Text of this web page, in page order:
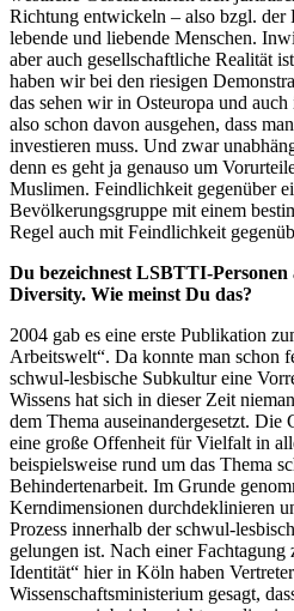
Richtung entwickeln – also bzgl. der
lebende und liebende Menschen.
aber auch gesellschaftliche Realität
haben wir bei den riesigen
das sehen wir in Osteuropa und
also schon davon ausgehen, dass
investieren muss. Und zwar
denn es geht ja genauso um
Muslimen. Feindlichkeit gegenüber
Bevölkerungsgruppe mit einem
Regel auch mit Feindlichkeit
Du bezeichnest LSBTTI-Personen
Diversity. Wie meinst Du das?
2004 gab es eine erste Publikation
Arbeitswelt“. Da konnte man schon
schwul-lesbische Subkultur eine
Wissens hat sich in dieser Zeit
dem Thema auseinandergesetzt.
eine große Offenheit für Vielfalt in
beispielsweise rund um das Thema
Behindertenarbeit. Im Grunde
Kerndimensionen durchdeklinieren
Prozess innerhalb der schwul-
gelungen ist. Nach einer Fachtagung
Identität“ hier in Köln haben
Wissenschaftsministerium gesagt,